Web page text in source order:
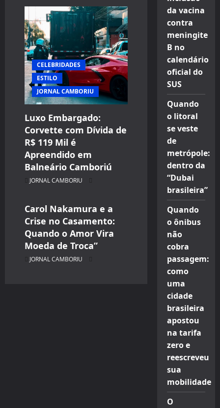
CELEBRIDADES
ESTILO
JORNAL CAMBORIU
Luxo Embargado:
Corvette com Dívida de
R$ 119 Mil é
Apreendido em
Balneário Camboriú
JORNAL CAMBORIU
CELEBRIDADES
CINEMA TEATRO TV INTERNET
ENTRETENIMENTO
JORNAL CAMBORIU
Carol Nakamura e a
Crise no Casamento:
Quando o Amor Vira
Moeda de Troca”
JORNAL CAMBORIU
da vacina
contra
meningite
B no
calendário
oficial do
SUS
Quando
o litoral
se veste
de
metrópole:
dentro da
“Dubai
brasileira”
Quando
o ônibus
não
cobra
passagem:
como
uma
cidade
brasileira
apostou
na tarifa
zero e
reescreveu
sua
mobilidade
O